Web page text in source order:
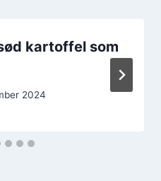
kartoffel som
2024